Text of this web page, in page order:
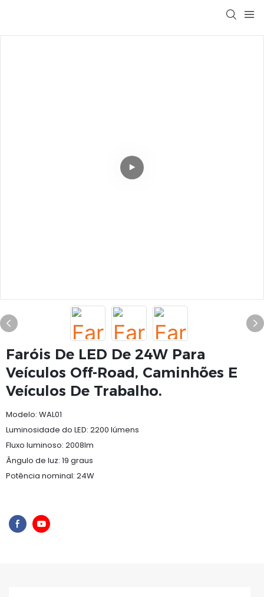
Faróis De LED De 24W Para
Veículos Off-Road, Caminhões E
Veículos De Trabalho.
Modelo: WAL01
Luminosidade do LED: 2200 lúmens
Fluxo luminoso: 2008lm
Ângulo de luz: 19 graus
Potência nominal: 24W